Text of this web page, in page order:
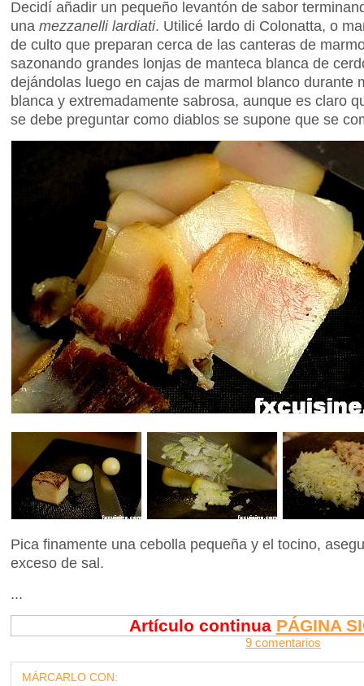
Decidí añadir un pequeño levantón de sabor
una mezzanelli lardiati. Utilicé lardo di Colonatta, o
de culto que preparan cerca de las canteras de
sazonando grandes lonjas de manteca blanca de
dejándolas luego en cajas de marmol blanco durante
blanca y extremadamente sabrosa, aunque es claro
se debe preguntar como diablos se supone que se
Pica finamente una cebolla pequeña y el tocino,
exceso de sal.
...
Artículo continua PÁGINA
9 comentarios
MÁRCARLO CON: